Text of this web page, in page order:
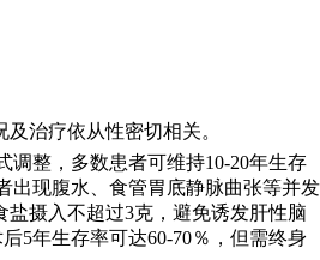
治疗依从性密切相关。
整，多数患者可维持10-20年生存
出现腹水、食管胃底静脉曲张等并发
摄入不超过3克，避免诱发肝性脑
5年生存率可达60-70％，但需终身